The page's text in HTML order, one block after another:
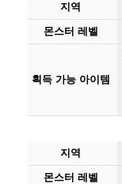
지역
몬스터 레벨
획득 가능 아이템
지역
몬스터 레벨